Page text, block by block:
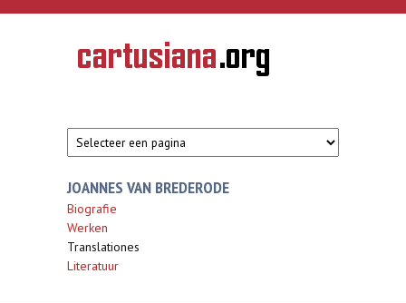
Overslaan en naar de inhoud gaan
CARTUSIANA
Geschiedenis
van de
JOANNES VAN BREDERODE
Biografie
Werken
Translationes
Literatuur